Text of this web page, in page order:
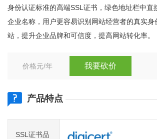
身份认证标准的高端SSL证书，绿色地址栏中直
企业名称，用户更容易识别网站经营者的真实身
站，提升企业品牌和可信度，提高网站转化率。
价格元/年 我要砍价
产品特点
SSL证书品